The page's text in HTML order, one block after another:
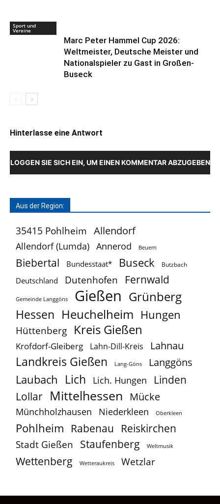
Sport und
Vereine
Marc Peter Hammel Cup 2026:
Weltmeister, Deutsche Meister und
Nationalspieler zu Gast in Großen-
Buseck
Hinterlasse eine Antwort
LOGGEN SIE SICH EIN, UM EINEN KOMMENTAR ABZUGEBEN
Aus der Region:
35415 Pohlheim Allendorf
Allendorf (Lumda) Annerod Beuern
Biebertal Bundesstaat* Buseck Butzbach
Deutschland Dutenhofen Fernwald
Gemeinde Langgöns Gießen Grünberg
Hessen Heuchelheim Hungen
Hüttenberg Kreis Gießen
Krofdorf-Gleiberg Lahn-Dill-Kreis Lahnau
Landkreis Gießen Lang-Göns Langgöns
Laubach Lich Lich. Hungen Linden
Lollar Mittelhessen Mücke
Münchholzhausen Niederkleen Oberkleen
Pohlheim Rabenau Reiskirchen
Stadt Gießen Staufenberg Weltmusik
Wettenberg Wetteraukreis Wetzlar